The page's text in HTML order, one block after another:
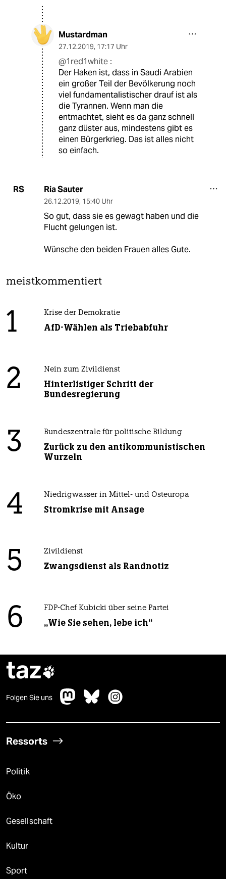
Mustardman
27.12.2019, 17:17 Uhr
@1red1white :
Der Haken ist, dass in Saudi Arabien
ein großer Teil der Bevölkerung noch
viel fundamentalistischer drauf ist als
die Tyrannen. Wenn man die
entmachtet, sieht es da ganz schnell
ganz düster aus, mindestens gibt es
einen Bürgerkrieg. Das ist alles nicht
so einfach.
RS Ria Sauter
26.12.2019, 15:40 Uhr
So gut, dass sie es gewagt haben und die
Flucht gelungen ist.
Wünsche den beiden Frauen alles Gute.
meistkommentiert
1 Krise der Demokratie
AfD-Wählen als Triebabfuhr
2 Nein zum Zivildienst
Hinterlistiger Schritt der
Bundesregierung
3 Bundeszentrale für politische Bildung
Zurück zu den antikommunistischen
Wurzeln
4 Niedrigwasser in Mittel- und Osteuropa
Stromkrise mit Ansage
5 Zivildienst
Zwangsdienst als Randnotiz
6 FDP-Chef Kubicki über seine Partei
„Wie Sie sehen, lebe ich“
taz
Folgen Sie uns
Ressorts
Politik
Öko
Gesellschaft
Kultur
Sport